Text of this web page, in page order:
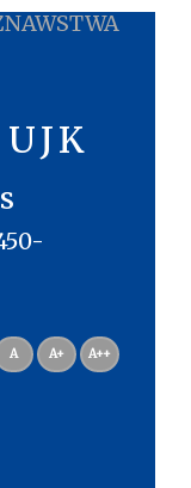
A A+ A++